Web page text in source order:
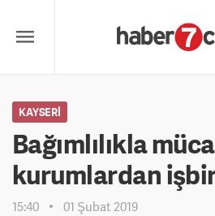
KAYSERI
Bağımlılıkla
kurumlardan
15:40 01 Şubat 2019